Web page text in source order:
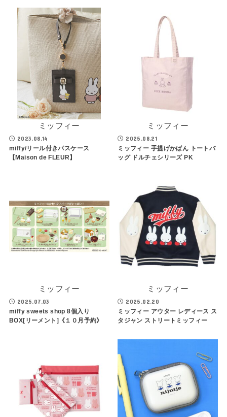
ミッフィー
2023.08.14
miffy/リール付きパスケース
【Maison de FLEUR】
ミッフィー
2025.08.21
ミッフィー 手提げかばん トートバ
ッグ ドルチェシリーズ PK
ミッフィー
2025.07.03
miffy sweets shop 8個入り
BOX[リーメント]《１０月予約》
ミッフィー
2025.02.20
ミッフィー アウター レディース ス
タジャン ストリートミッフィー